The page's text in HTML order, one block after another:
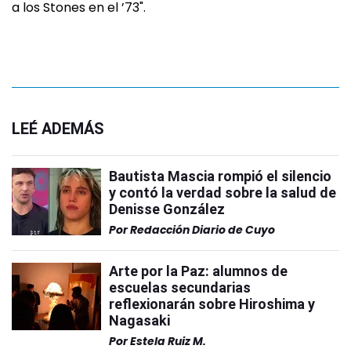
a los Stones en el ’73".
LEÉ ADEMÁS
Bautista Mascia rompió el silencio
y contó la verdad sobre la salud de
Denisse González
PorRedacción Diario de Cuyo
Arte por la Paz: alumnos de
escuelas secundarias
reflexionarán sobre Hiroshima y
Nagasaki
PorEstela Ruiz M.